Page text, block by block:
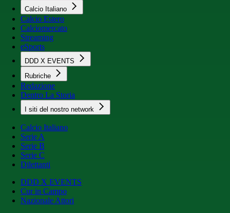
Calcio Italiano
Calcio Estero
Calciomercato
Streaming
eSports
DDD X EVENTS
Rubriche
Redazione
Dentro La Storia
I siti del nostro network
Calcio Italiano
Serie A
Serie B
Serie C
Dilettanti
DDD X EVENTS
Cur in Campo
Nazionale Attori